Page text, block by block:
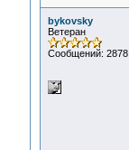
bykovsky
Ветеран
Сообщений: 2878